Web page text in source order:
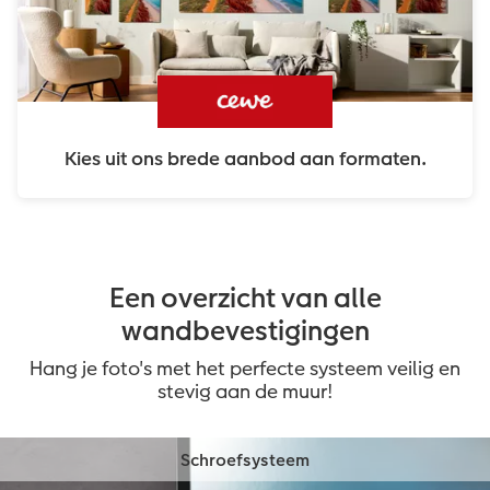
Kies uit ons brede aanbod aan formaten.
Een overzicht van alle
wandbevestigingen
Hang je foto's met het perfecte systeem veilig en
stevig aan de muur!